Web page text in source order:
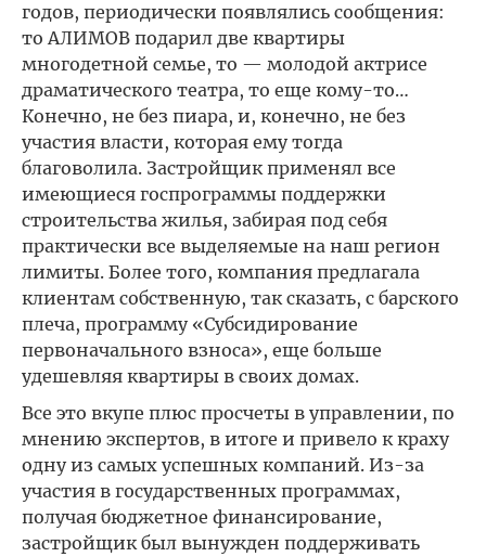
годов, периодически появлялись сообщения:
то АЛИМОВ подарил две квартиры
многодетной семье, то — молодой актрисе
драматического театра, то еще кому-то…
Конечно, не без пиара, и, конечно, не без
участия власти, которая ему тогда
благоволила. Застройщик применял все
имеющиеся госпрограммы поддержки
строительства жилья, забирая под себя
практически все выделяемые на наш регион
лимиты. Более того, компания предлагала
клиентам собственную, так сказать, с барского
плеча, программу «Субсидирование
первоначального взноса», еще больше
удешевляя квартиры в своих домах.
Все это вкупе плюс просчеты в управлении, по
мнению экспертов, в итоге и привело к краху
одну из самых успешных компаний. Из-за
участия в государственных программах,
получая бюджетное финансирование,
застройщик был вынужден поддерживать